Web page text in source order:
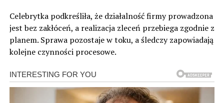
Celebrytka podkreśliła, że działalność firmy prowadzona
jest bez zakłóceń, a realizacja zleceń przebiega zgodnie z
planem. Sprawa pozostaje w toku, a śledczy zapowiadają
kolejne czynności procesowe.